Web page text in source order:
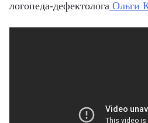
логопеда-дефектолога Ольги